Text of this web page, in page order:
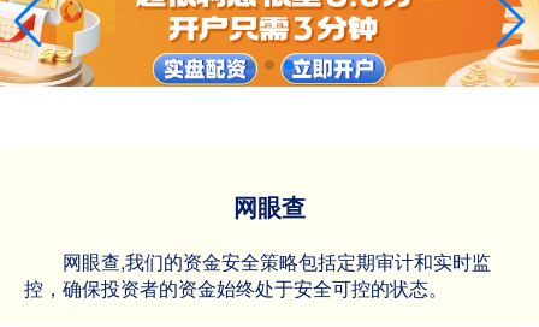
网眼查
网眼查,我们的资金安全策略包括定期审计和实时监
控，确保投资者的资金始终处于安全可控的状态。